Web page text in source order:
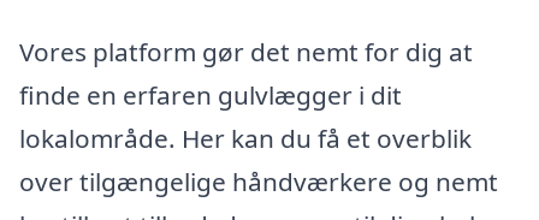
Vores platform gør det nemt for dig at
finde en erfaren gulvlægger i dit
lokalområde. Her kan du få et overblik
over tilgængelige håndværkere og nemt